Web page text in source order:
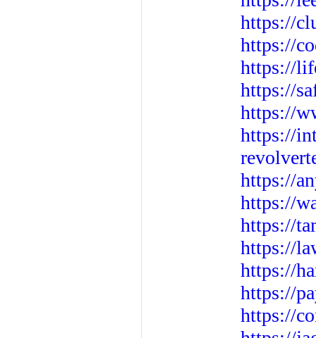
https://
https://
https://
https://
https://
https://
https://
https://
https://
https://
https://
https://
https://